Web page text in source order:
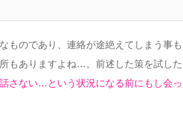
ものであり、連絡が途絶えてしまう事も
もありますよね…。前述した策を試した
さない…という状況になる前にもし会っ